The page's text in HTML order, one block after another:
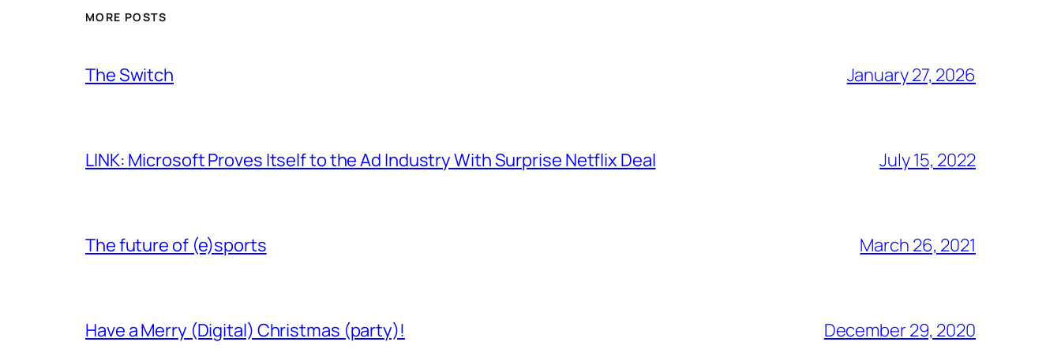
MORE POSTS
The Switch January 27, 2026
LINK: Microsoft Proves Itself to the Ad Industry With Surprise Netflix Deal July 15, 2022
The future of (e)sports March 26, 2021
Have a Merry (Digital) Christmas (party)! December 29, 2020